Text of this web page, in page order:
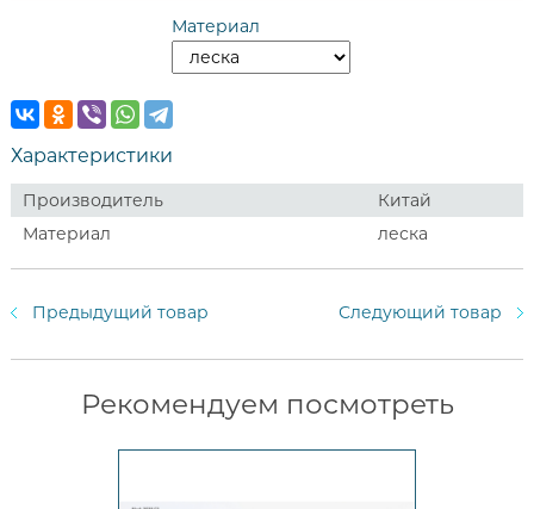
Материал
Характеристики
Производитель
Китай
Материал
леска
Предыдущий товар Следующий товар
Рекомендуем посмотреть